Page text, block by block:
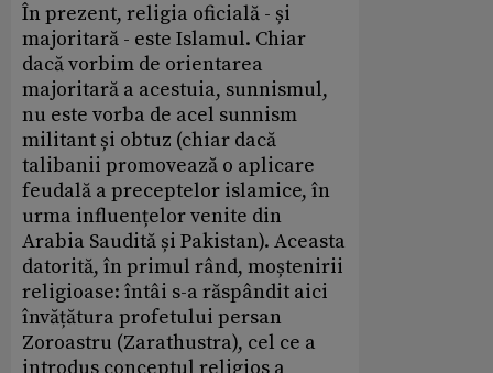
În prezent, religia oficială - și
majoritară - este Islamul. Chiar
dacă vorbim de orientarea
majoritară a acestuia, sunnismul,
nu este vorba de acel sunnism
militant și obtuz (chiar dacă
talibanii promovează o aplicare
feudală a preceptelor islamice, în
urma influențelor venite din
Arabia Saudită și Pakistan). Aceasta
datorită, în primul rând, moștenirii
religioase: întâi s-a răspândit aici
învățătura profetului persan
Zoroastru (Zarathustra), cel ce a